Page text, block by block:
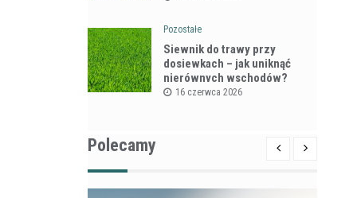
Pozostałe
Siewnik do trawy przy
dosiewkach – jak uniknąć
nierównych wschodów?
16 czerwca 2026
Polecamy